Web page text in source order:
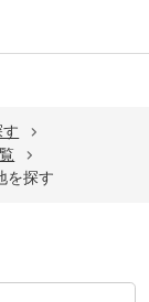
を探す